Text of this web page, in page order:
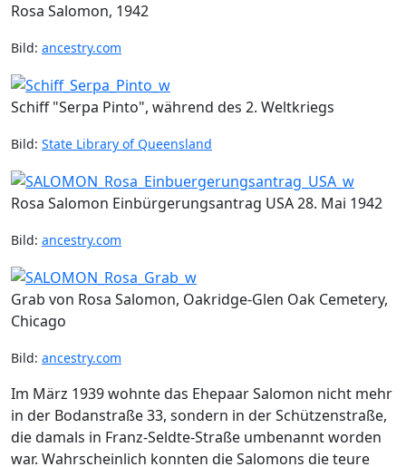
Rosa Salomon, 1942
Bild: ancestry.com
Schiff "Serpa Pinto", während des 2. Weltkriegs
Bild: State Library of Queensland
Rosa Salomon Einbürgerungsantrag USA 28. Mai 1942
Bild: ancestry.com
Grab von Rosa Salomon, Oakridge-Glen Oak Cemetery,
Chicago
Bild: ancestry.com
Im März 1939 wohnte das Ehepaar Salomon nicht mehr
in der Bodanstraße 33, sondern in der Schützenstraße,
die damals in Franz-Seldte-Straße umbenannt worden
war. Wahrscheinlich konnten die Salomons die teure